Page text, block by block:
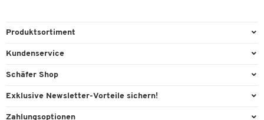
Produktsortiment
Büroausstattung
Kundenservice
Direktbestellung
Schäfer Shop
AGB
Exklusive Newsletter-Vorteile sichern!
Willkommensgeschenk
Zahlungsoptionen